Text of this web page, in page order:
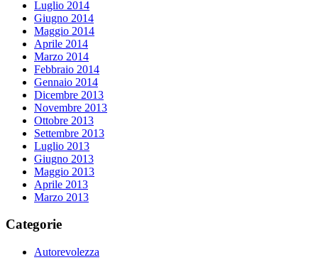
Luglio 2014
Giugno 2014
Maggio 2014
Aprile 2014
Marzo 2014
Febbraio 2014
Gennaio 2014
Dicembre 2013
Novembre 2013
Ottobre 2013
Settembre 2013
Luglio 2013
Giugno 2013
Maggio 2013
Aprile 2013
Marzo 2013
Categorie
Autorevolezza